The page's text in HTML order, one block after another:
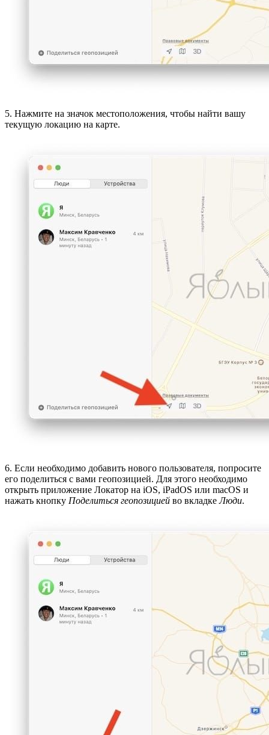
5. Нажмите на значок местоположения, чтобы найти вашу
текущую локацию на карте.
6. Если необходимо добавить нового пользователя, попросите
его поделиться с вами геопозицией. Для этого необходимо
открыть приложение Локатор на iOS, iPadOS или macOS и
нажать кнопку Поделиться геопозицией во вкладкеЛюди.